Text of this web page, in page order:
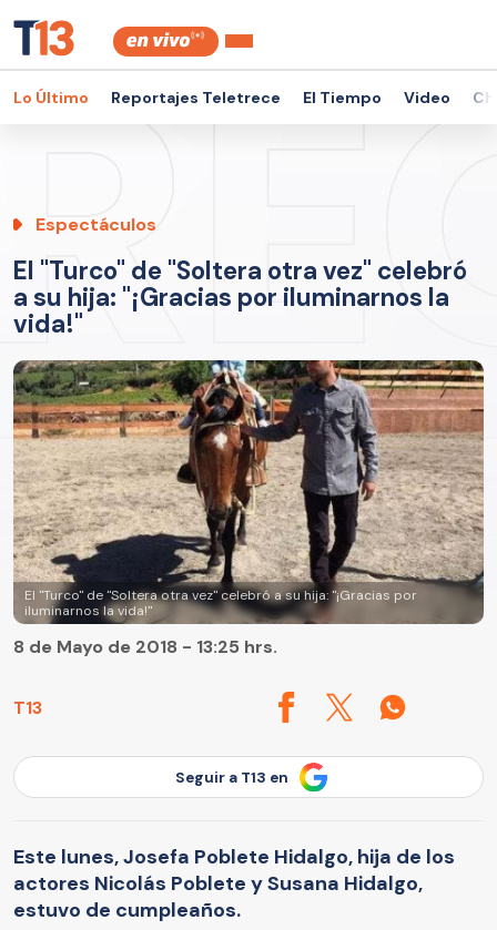
Lo Último Reportajes Teletrece El Tiempo Video
Espectáculos
El "Turco" de "Soltera otra vez" celebró
a su hija: "¡Gracias por iluminarnos la
vida!"
El "Turco" de "Soltera otra vez" celebró a su hija: "¡Gracias por
iluminarnos la vida!"
T13
8 de Mayo de 2018 - 13:25 hrs.
Seguir a T13 en
Este lunes, Josefa Poblete Hidalgo, hija de los
actores Nicolás Poblete y Susana Hidalgo,
estuvo de cumpleaños.